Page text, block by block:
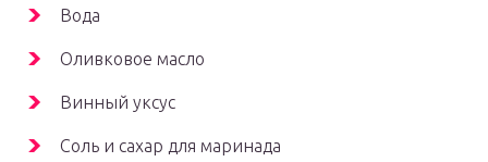
Вода
Оливковое масло
Винный уксус
Соль и сахар для маринада